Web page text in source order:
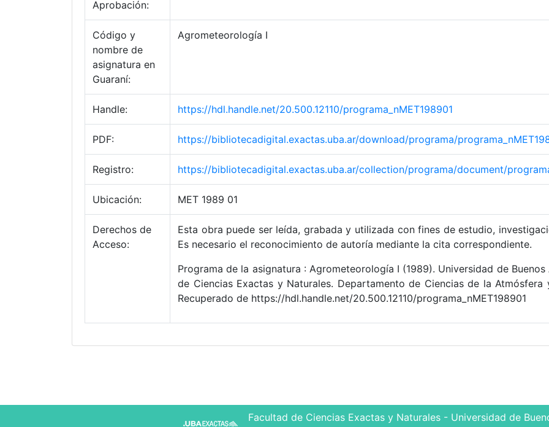
Aprobación:
Código y
nombre de
asignatura en
Guaraní:
Agrometeorología I
Handle: https://hdl.handle.net/20.500.12110/programa_nMET198901
PDF: https://bibliotecadigital.exactas.uba.ar/download/programa/
Registro: https://bibliotecadigital.exactas.uba.ar/collection/programa/document/
Ubicación: MET 1989 01
Derechos de
Acceso:
Esta obra puede ser leída, grabada y utilizada con fines de estudio,
Es necesario el reconocimiento de autoría mediante la cita correspondiente.
Programa de la asignatura : Agrometeorología I (1989). Universidad de Buenos
de Ciencias Exactas y Naturales. Departamento de Ciencias de la Atmósfera
Recuperado de https://hdl.handle.net/20.500.12110/programa_nMET198901
Facultad de Ciencias Exactas y Naturales - Universidad de